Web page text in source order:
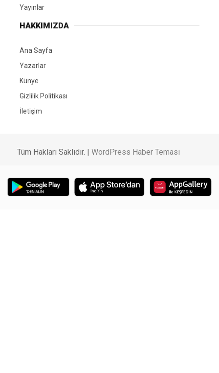
Yayınlar
HAKKIMIZDA
Ana Sayfa
Yazarlar
Künye
Gizlilik Politikası
İletişim
Tüm Hakları Saklıdır. | WordPress Haber Teması